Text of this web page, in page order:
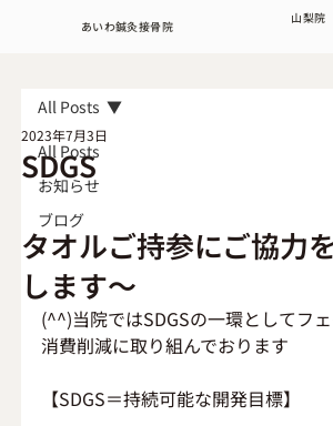
あいわ鍼灸接骨院
山梨院
All Posts
お知らせ
ブログ
All Posts
～マ
タオルご持参にご協力
します～
2023年7月3日
(^^)当院ではSDGSの一環としてフ
消費削減に取り組んでおります
【SDGS＝持続可能な開発目標】